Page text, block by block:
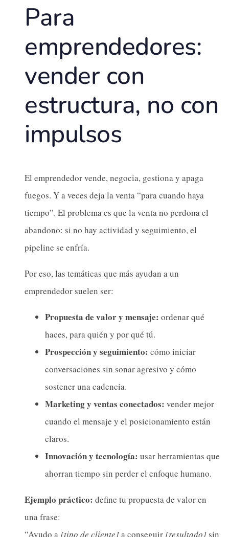
Para
emprendedores:
vender con
estructura, no con
impulsos
El emprendedor vende, negocia, gestiona y apaga
fuegos. Y a veces deja la venta “para cuando haya
tiempo”. El problema es que la venta no perdona el
abandono: si no hay actividad y seguimiento, el
pipeline se enfría.
Por eso, las temáticas que más ayudan a un
emprendedor suelen ser:
Propuesta de valor y mensaje: ordenar qué
haces, para quién y por qué tú.
Prospección y seguimiento: cómo iniciar
conversaciones sin sonar agresivo y cómo
sostener una cadencia.
Marketing y ventas conectados: vender mejor
cuando el mensaje y el posicionamiento están
claros.
Innovación y tecnología: usar herramientas que
ahorran tiempo sin perder el enfoque humano.
Ejemplo práctico: define tu propuesta de valor en
una frase:
“Ayudo a [tipo de cliente]a conseguir [resultado] sin